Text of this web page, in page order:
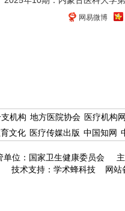
网易微博
机构 地方医院协会 医疗机构
文化 医疗传媒出版 中国知网
单位：国家卫生健康委员会
技术支持：学术蜂科技 网站